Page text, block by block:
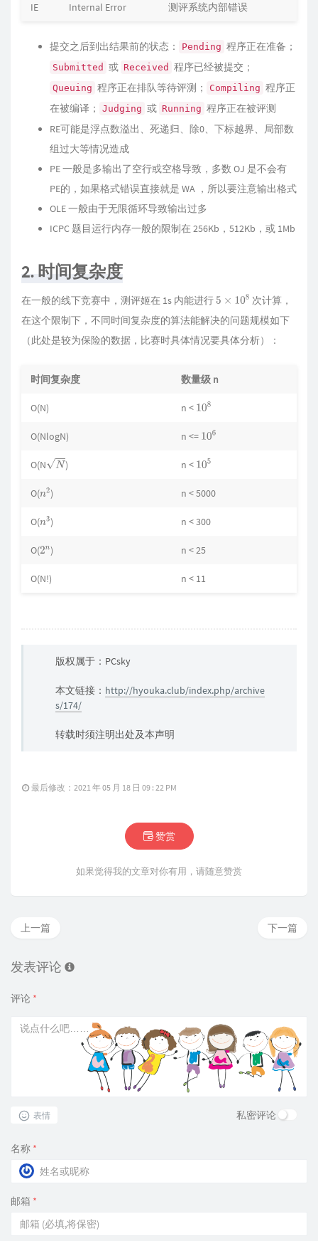
IE Internal Error 测评系统内部错误
提交之后到出结果前的状态： Pending 程序正在准备；
Submitted 或 Received 程序已经被提交；
Queuing 程序正在排队等待评测； Compiling 程序正
在被编译；
Judging 或 Running 程序正在被评测
RE可能是浮点数溢出、死递归、除0、下标越界、局部数
组过大等情况造成
PE 一般是多输出了空行或空格导致，多数 OJ 是不会有
PE的，如果格式错误直接就是 WA ，所以要注意输出格式
OLE 一般由于无限循环导致输出过多
ICPC 题目运行内存一般的限制在 256Kb，512Kb，或 1Mb
2. 时间复杂度
在一般的线下竞赛中，测评姬在 1s 内能进行5 ×108
次计算，
在这个限制下，不同时间复杂度的算法能解决的问题规模如下
（此处是较为保险的数据，比赛时具体情况要具体分析）：
时间复杂度 数量级 n
O(N) n < 108
O(NlogN)
n <= 106
O(NN ) n < 105
O(n2) n < 5000
O(n3) n < 300
O(2 n) n < 25
O(N!) n < 11
版权属于：PCsky
本文链接： http://hyouka.club/index.php/archive
s/174/
转载时须注明出处及本声明
最后修改：2021 年 05 月 18 日 09 : 22 PM
赞赏
如果觉得我的文章对你有用，请随意赞赏
下一篇
上一篇
发表评论
评论 *
表情 私密评论
名称 *
邮箱 *